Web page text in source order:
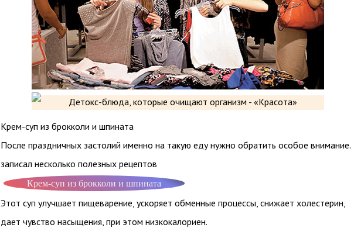
Крем-суп из брокколи и шпината
После праздничных застолий именно на такую еду нужно обратить особое внимание.
записал несколько полезных рецептов
Крем-суп из брокколи и шпината
Этот суп улучшает пищеварение, ускоряет обменные процессы, снижает холестерин,
дает чувство насыщения, при этом низкокалориен.